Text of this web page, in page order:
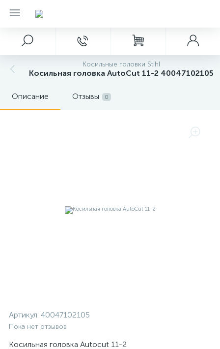
Косильные головки Stihl
Косильная головка AutoCut 11-2 40047102105
Описание Отзывы 0
Артикул: 40047102105
Пока нет отзывов
Косильная головка Autocut 11-2